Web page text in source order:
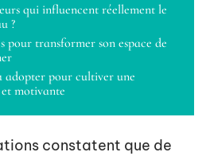
qui influencent réellement le
?
pour transformer son espace de
adopter pour cultiver une
motivante
constatent que de